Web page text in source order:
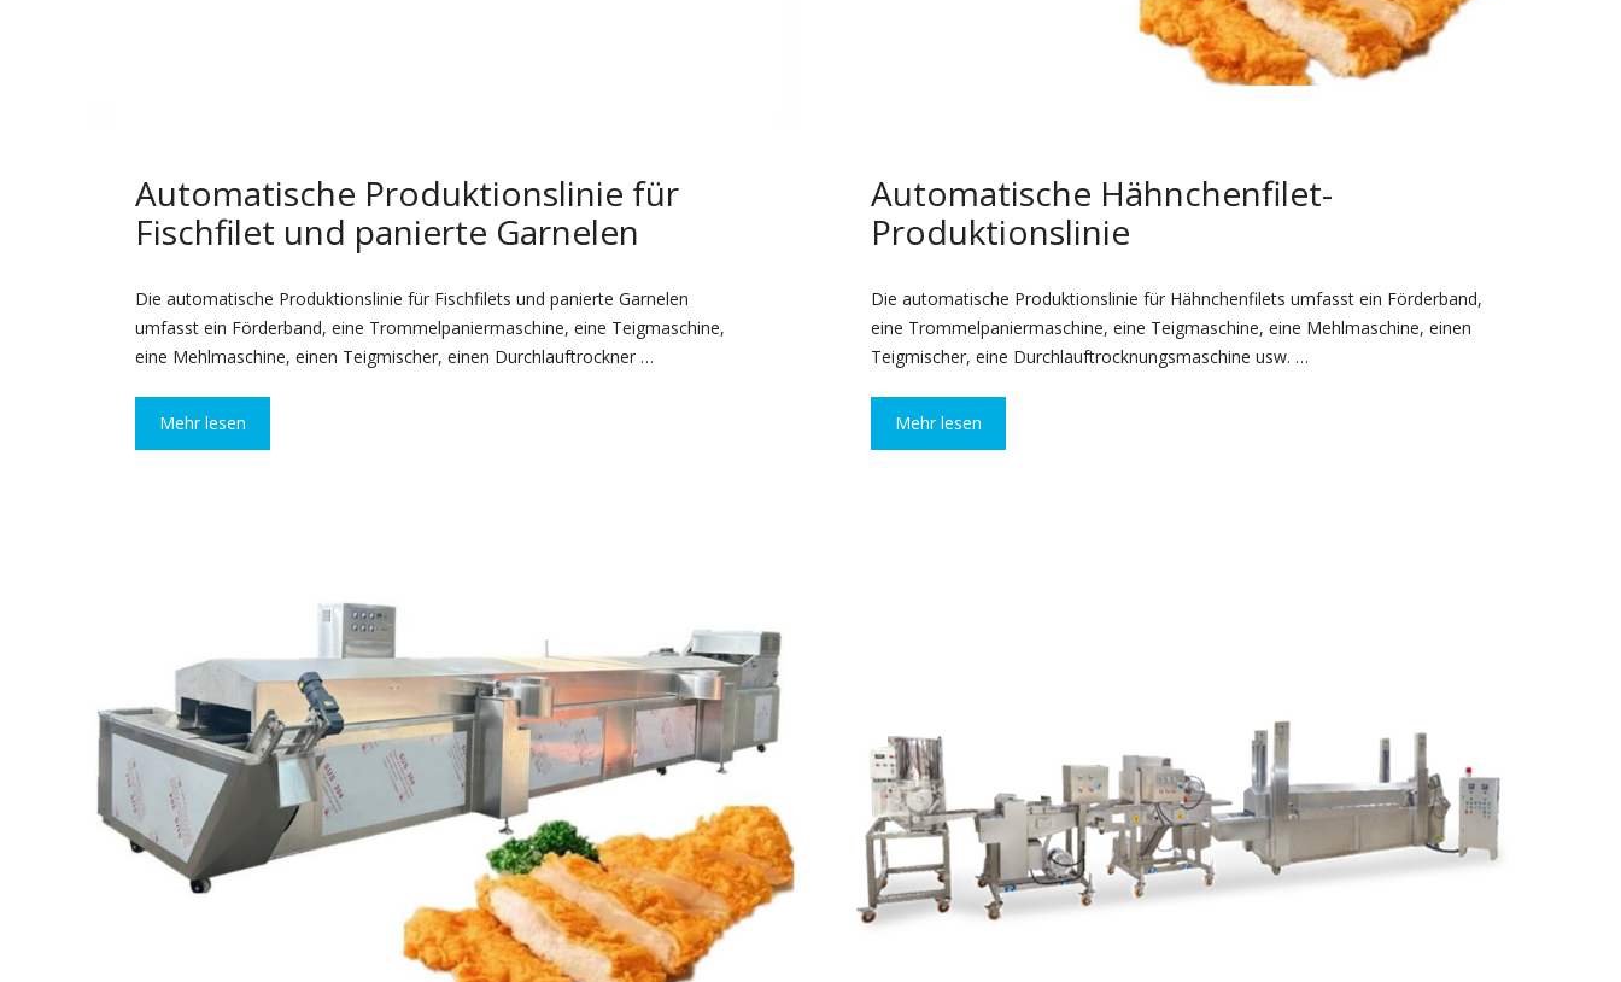
Automatische Produktionslinie für
Fischfilet und panierte Garnelen
Die automatische Produktionslinie für Fischfilets und panierte Garnelen
umfasst ein Förderband, eine Trommelpaniermaschine, eine Teigmaschine,
eine Mehlmaschine, einen Teigmischer, einen Durchlauftrockner …
Mehr lesen
Automatische Hähnchenfilet-
Produktionslinie
Die automatische Produktionslinie für Hähnchenfilets umfasst ein Förderband,
eine Trommelpaniermaschine, eine Teigmaschine, eine Mehlmaschine, einen
Teigmischer, eine Durchlauftrocknungsmaschine usw. …
Mehr lesen